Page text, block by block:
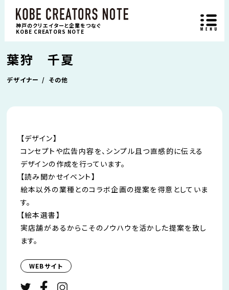
神戸のクリエイターと企業をつなぐ
KOBE CREATORS NOTE
葉狩 千夏
デザイナー その他
【デザイン】
コンセプトや広告内容を、シンプル且つ直感的に伝える
デザインの作成を行っています。
【読み聞かせイベント】
絵本以外の業種とのコラボ企画の提案を得意としていま
す。
【絵本選書】
実店舗があるからこそのノウハウを活かした提案を致し
ます。
WEBサイト